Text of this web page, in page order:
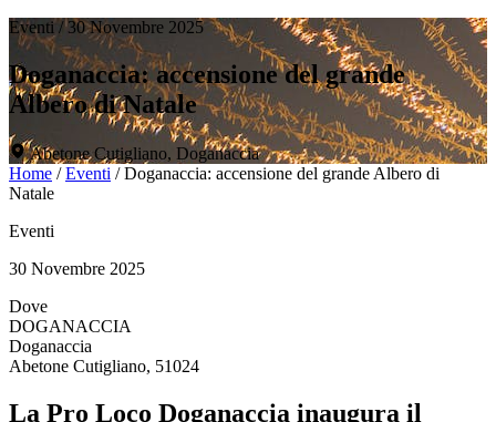
Eventi / 30 Novembre 2025
Doganaccia: accensione del grande
Albero di Natale
Abetone Cutigliano, Doganaccia
Home /Eventi /Doganaccia: accensione del grande Albero di
Natale
Eventi
30 Novembre 2025
Dove
DOGANACCIA
Doganaccia
Abetone Cutigliano, 51024
La Pro Loco Doganaccia inaugura il